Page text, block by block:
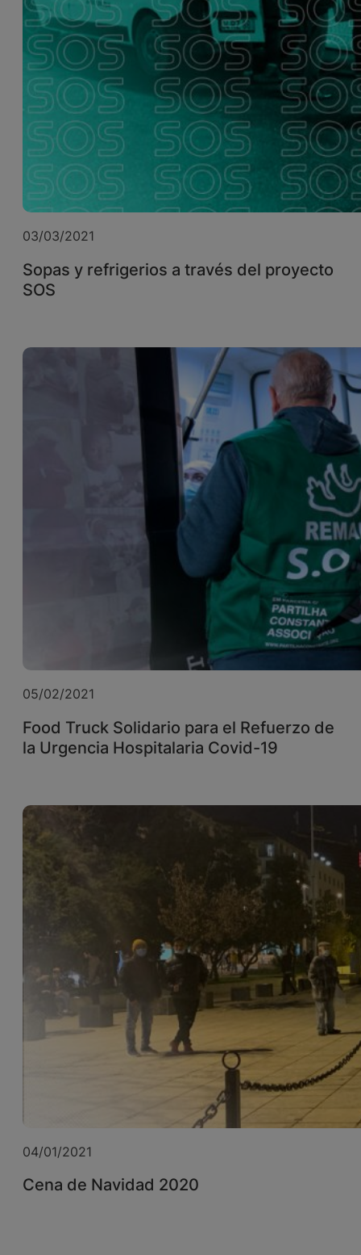
03/03/2021
Sopas y refrigerios a través del proyecto
SOS
05/02/2021
Food Truck Solidario para el Refuerzo de
la Urgencia Hospitalaria Covid-19
04/01/2021
Cena de Navidad 2020